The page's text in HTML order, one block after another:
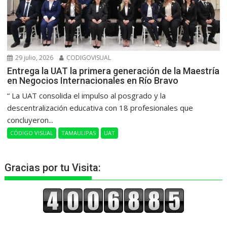
29 julio, 2026 CODIGOVISUAL
Entrega la UAT la primera generación de la Maestría
en Negocios Internacionales en Río Bravo
“ La UAT consolida el impulso al posgrado y la
descentralización educativa con 18 profesionales que
concluyeron...
CÓDIGO VISUAL TAMAULIPAS UAT
Gracias por tu Visita: